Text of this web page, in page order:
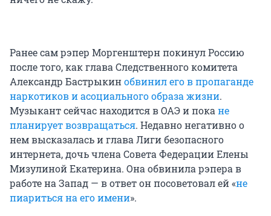
Ранее сам рэпер Моргенштерн покинул Россию
после того, как глава Следственного комитета
Александр Бастрыкинобвинил его в пропаганде
наркотиков и асоциального образа жизни.
Музыкант сейчас находится в ОАЭ и покане
планирует возвращаться. Недавно негативно о
нем высказалась и глава Лиги безопасного
интернета, дочь члена Совета Федерации Елены
Мизулиной Екатерина. Она обвинила рэпера в
работе на Запад — в ответ он посоветовал ей «не
пиариться на его имени».